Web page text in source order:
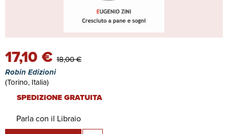
17,10 € 18,00 €
Robin Edizioni
(Torino, Italia)
SPEDIZIONE GRATUITA
Parla con il Libraio